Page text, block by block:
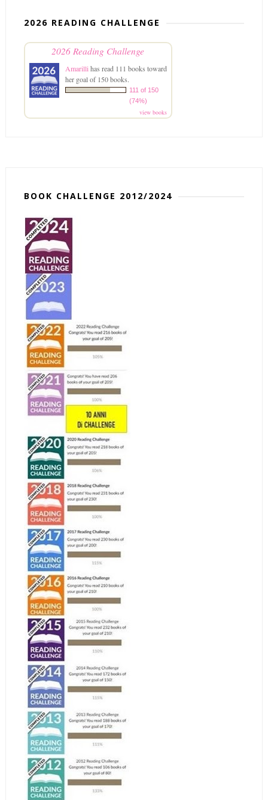
2026 READING CHALLENGE
2026 Reading Challenge
Amarilli has read 111 books toward
her goal of 150 books.
111 of 150
(74%)
view books
BOOK CHALLENGE 2012/2024